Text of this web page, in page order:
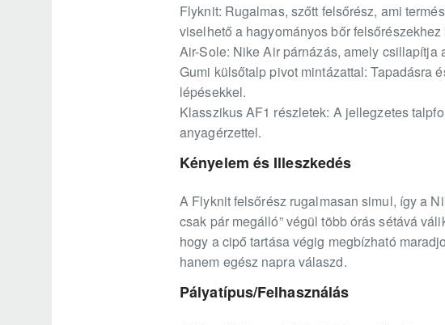
Flyknit: Rugalmas, szőtt felsőrész, ami
viselhető a hagyományos bőr felsőrészekhez
Air-Sole: Nike Air párnázás, amely csillapítja
Gumi külsőtalp pivot mintázattal: Tapadásra
lépésekkel.
Klasszikus AF1 részletek: A jellegzetes
anyagérzettel.
Kényelem és Illeszkedés
A Flyknit felsőrész rugalmasan simul, így a
csak pár megálló” végül több órás sétává
hogy a cipő tartása végig megbízható
hanem egész napra válaszd.
Pályatípus/Felhasználás